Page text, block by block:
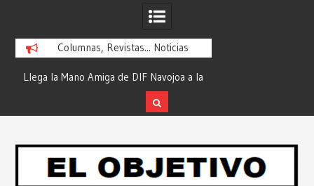
Columnas, Revistas... Noticias
Llega la Mano Amiga de DIF Navojoa a la
Ampliación Beltrones con la Feria de
Servicios… Desde: Redacción “El
Redacción “El